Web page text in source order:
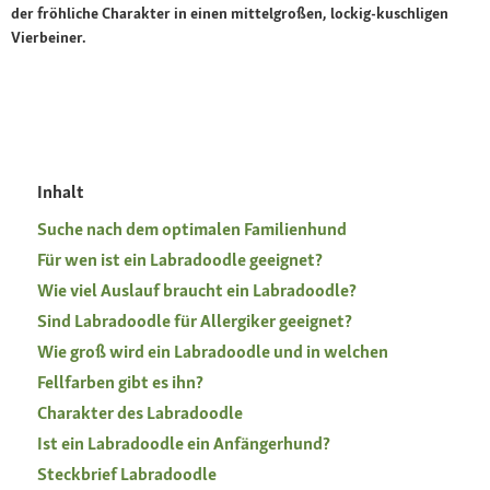
der fröhliche Charakter in einen mittelgroßen, lockig-kuschligen
Vierbeiner.
Inhalt
Suche nach dem optimalen Familienhund
Für wen ist ein Labradoodle geeignet?
Wie viel Auslauf braucht ein Labradoodle?
Sind Labradoodle für Allergiker geeignet?
Wie groß wird ein Labradoodle und in welchen
Fellfarben gibt es ihn?
Charakter des Labradoodle
Ist ein Labradoodle ein Anfängerhund?
Steckbrief Labradoodle